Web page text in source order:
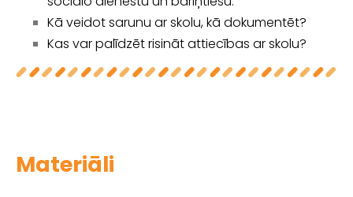
Kā veidot sarunu ar skolu, kā dokumentēt?
Kas var palīdzēt risināt attiecības ar skolu?
Materiāli